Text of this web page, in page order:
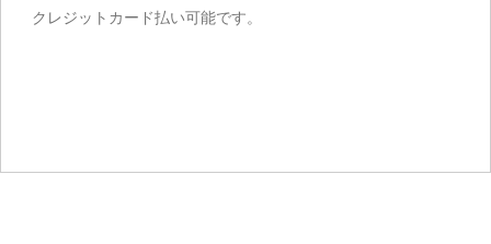
クレジットカード払い可能です。